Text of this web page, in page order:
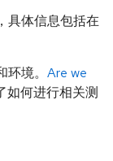
具体信息包括在
境。 Are we
如何进行相关测